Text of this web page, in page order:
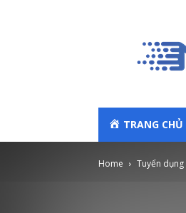
TRANG CHỦ
Home Tuyển dụng